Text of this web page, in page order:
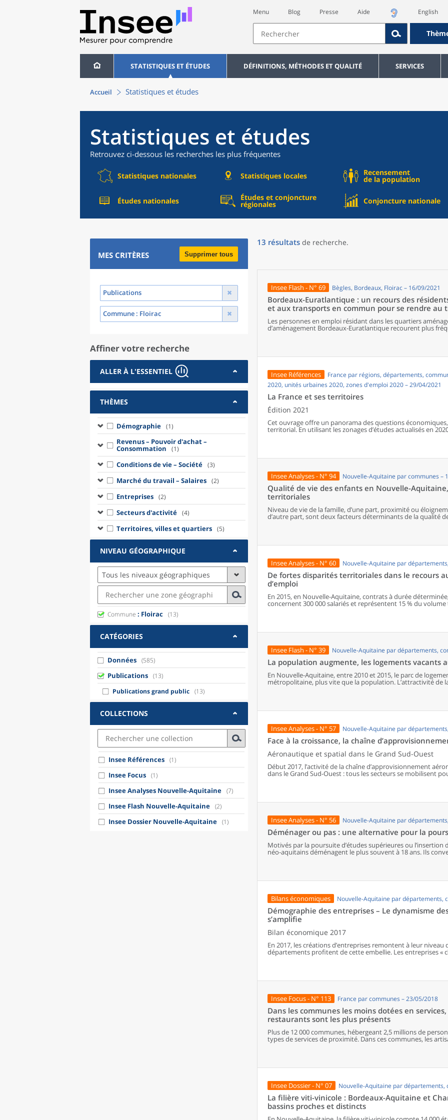
Menu Blog Presse Aide English
STATISTIQUES ET ÉTUDES DÉFINITIONS, MÉTHODES ET QUALITÉ SERVICES
Accueil Statistiques et études
Statistiques et études
Retrouvez ci-dessous les recherches les plus fréquentes
Statistiques nationales Statistiques locales Recensement
de la population
Études nationales Études et conjoncture
régionales Conjoncture nationale
MES CRITÈRES Supprimer tous
Publications
Commune : Floirac
Affiner votre recherche
ALLER À L'ESSENTIEL
THÈMES
Démographie (1)
Revenus – Pouvoir d'achat –
Consommation (1)
Conditions de vie – Société (3)
Marché du travail – Salaires (2)
Entreprises (2)
Secteurs d'activité (4)
Territoires, villes et quartiers (5)
NIVEAU GÉOGRAPHIQUE
Tous les niveaux géographiques
Commune : Floirac (13)
CATÉGORIES
Données (585)
Publications (13)
Publications grand public (13)
COLLECTIONS
Insee Références (1)
Insee Focus (1)
Insee Analyses Nouvelle-Aquitaine (7)
Insee Flash Nouvelle-Aquitaine (2)
Insee Dossier Nouvelle-Aquitaine (1)
13 résultats de recherche.
Insee Flash - N° 69 Bègles, Bordeaux, Floirac – 16/09/2021
Bordeaux-Euratlantique : un recours des
et aux transports en commun pour se rendre au
Les personnes en emploi résidant dans les quartiers
d’aménagement Bordeaux-Euratlantique recourent plus
Bordeaux à la voiture et aux transports en commun, leurs
rendre au travail. À l’inverse, la marche est moins
Insee Références
France par régions, départements,
2020, unités urbaines 2020, zones d'emploi 2020 – 29/04/2021
La France et ses territoires
Édition 2021
Cet ouvrage offre un panorama des questions
territorial. En utilisant les zonages d’études actualisés en
géographiques en France, sur les forces et faiblesses des
Insee Analyses - N° 94 Nouvelle-Aquitaine par communes –
Qualité de vie des enfants en Nouvelle-
territoriales
Niveau de vie de la famille, d’une part, proximité ou
d’autre part, sont deux facteurs déterminants de la qualité
six enfants sur dix habitent dans des territoires peu denses,
avec l’appartenance à des familles aux niveaux de vie peu
confrontée à de fortes inégalités dans les métropoles,
des familles aisées.
Insee Analyses - N° 60 Nouvelle-Aquitaine par
De fortes disparités territoriales dans le recours
d’emploi
En 2015, en Nouvelle-Aquitaine, contrats à durée
concernent 300 000 salariés et représentent 15 % du
augmente depuis 2010. Le recours à ces formes
en fonction des activités présentes : les zones à caractère
développées. Pour leur part, emplois aidés et
contrat sont généralement associées à davantage de
une moindre rémunération. Les plus jeunes, les moins
les salariés les plus exposés à ces formes d’emploi.
Insee Flash - N° 39 Nouvelle-Aquitaine par départements,
La population augmente, les logements vacants
En Nouvelle-Aquitaine, entre 2010 et 2015, le parc de
métropolitaine, plus vite que la population. L’attractivité de
des résidences principales que des secondaires, mais ce
Insee Analyses - N° 57 Nouvelle-Aquitaine par
Face à la croissance, la chaîne
Aéronautique et spatial dans le Grand Sud-Ouest
Début 2017, l’activité de la chaîne d’approvisionnement
dans le Grand Sud-Ouest : tous les secteurs se mobilisent
grands constructeurs. Les usines et les sociétés de services
ou à l’emploi intérimaire.
Insee Analyses - N° 56 Nouvelle-Aquitaine par
Déménager ou pas : une alternative pour la
Motivés par la poursuite d’études supérieures ou l’insertion
néo-aquitains déménagent le plus souvent à 18 ans. Ils
grands sites universitaires de la région : Bordeaux, Limoges
opte pour le déménagement, et davantage parmi les plus
mobilités. Ainsi, les bacheliers issus de catégories
risque d’assumer des trajets quotidiens plus longs. Ils sont
les plus proches du domicile de leurs parents, souvent des
production.
Bilans économiques Nouvelle-Aquitaine par départements,
Démographie des entreprises – Le dynamisme
s’amplifie
Bilan économique 2017
En 2017, les créations d’entreprises remontent à leur
départements profitent de cette embellie. Les entreprises «
progression énergique, mais également les micro-
observée depuis 2015. Les bonnes performances
Insee Focus - N° 113 France par communes – 23/05/2018
Dans les communes les moins dotées en
restaurants sont les plus présents
Plus de 12 000 communes, hébergeant 2,5 millions de
types de services de proximité. Dans ces communes, les
présents, suivis des services de réparation automobile et de
alimentaires, comme les boulangeries ou les supérettes,
sont situés dans des communes bénéficiant d’un nombre
possèdent aucun. Elles abritent 162 000 habitants.
Insee Dossier - N° 07 Nouvelle-Aquitaine par départements,
La filière viti-vinicole : Bordeaux-Aquitaine et
bassins proches et distincts